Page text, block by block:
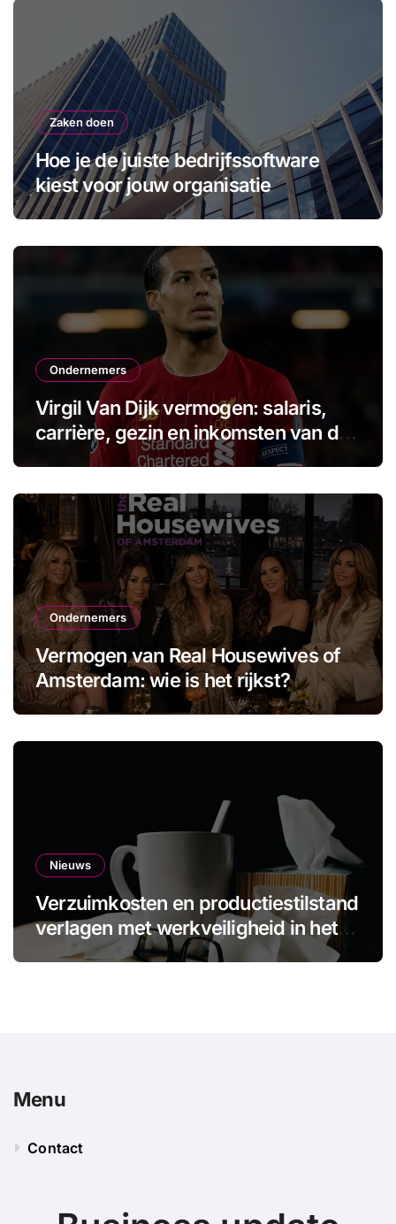
Zaken doen
Hoe je de juiste bedrijfssoftware
kiest voor jouw organisatie
Ondernemers
Virgil Van Dijk vermogen: salaris,
carrière, gezin en inkomsten van de
aanvoerder
Ondernemers
Vermogen van Real Housewives of
Amsterdam: wie is het rijkst?
Nieuws
Verzuimkosten en productiestilstand
verlagen met werkveiligheid in het
MKB
Menu
Contact